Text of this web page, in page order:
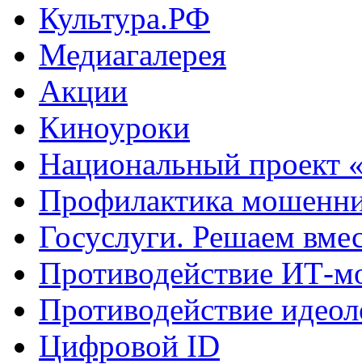
Культура.РФ
Медиагалерея
Акции
Киноуроки
Национальный проект
Профилактика
Госуслуги. Решаем
Противодействие ИТ-
Противодействие
Цифровой ID